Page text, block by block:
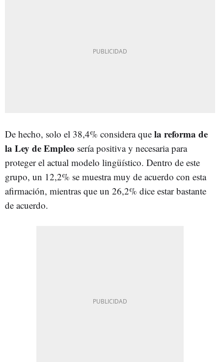
De hecho, solo el 38,4% considera que la reforma de
la Ley de Empleo sería positiva y necesaria para
proteger el actual modelo lingüístico. Dentro de este
grupo, un 12,2% se muestra muy de acuerdo con esta
afirmación, mientras que un 26,2% dice estar bastante
de acuerdo.